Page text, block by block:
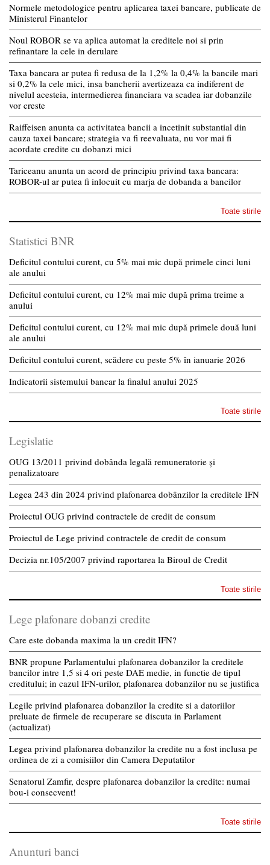
Normele metodologice pentru aplicarea taxei bancare, publicate de
Ministerul Finantelor
Noul ROBOR se va aplica automat la creditele noi si prin
refinantare la cele in derulare
Taxa bancara ar putea fi redusa de la 1,2% la 0,4% la bancile mari
si 0,2% la cele mici, insa bancherii avertizeaza ca indiferent de
nivelul acesteia, intermedierea financiara va scadea iar dobanzile
vor creste
Raiffeisen anunta ca activitatea bancii a incetinit substantial din
cauza taxei bancare; strategia va fi reevaluata, nu vor mai fi
acordate credite cu dobanzi mici
Tariceanu anunta un acord de principiu privind taxa bancara:
ROBOR-ul ar putea fi inlocuit cu marja de dobanda a bancilor
Toate stirile
Statistici BNR
Deficitul contului curent, cu 5% mai mic după primele cinci luni
ale anului
Deficitul contului curent, cu 12% mai mic după prima treime a
anului
Deficitul contului curent, cu 12% mai mic după primele două luni
ale anului
Deficitul contului curent, scădere cu peste 5% în ianuarie 2026
Indicatorii sistemului bancar la finalul anului 2025
Toate stirile
Legislatie
OUG 13/2011 privind dobânda legală remuneratorie și
penalizatoare
Legea 243 din 2024 privind plafonarea dobânzilor la creditele IFN
Proiectul OUG privind contractele de credit de consum
Proiectul de Lege privind contractele de credit de consum
Decizia nr.105/2007 privind raportarea la Biroul de Credit
Toate stirile
Lege plafonare dobanzi credite
Care este dobanda maxima la un credit IFN?
BNR propune Parlamentului plafonarea dobanzilor la creditele
bancilor intre 1,5 si 4 ori peste DAE medie, in functie de tipul
creditului; in cazul IFN-urilor, plafonarea dobanzilor nu se justifica
Legile privind plafonarea dobanzilor la credite si a datoriilor
preluate de firmele de recuperare se discuta in Parlament
(actualizat)
Legea privind plafonarea dobanzilor la credite nu a fost inclusa pe
ordinea de zi a comisiilor din Camera Deputatilor
Senatorul Zamfir, despre plafonarea dobanzilor la credite: numai
bou-i consecvent!
Toate stirile
Anunturi banci